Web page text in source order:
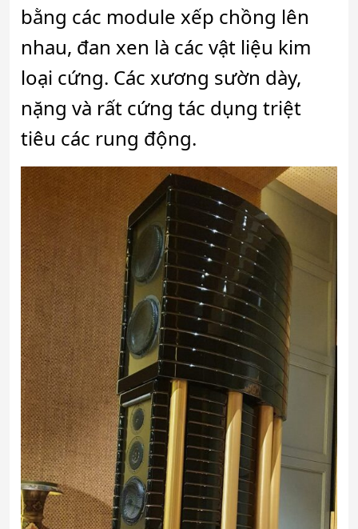
bằng các module xếp chồng lên
nhau, đan xen là các vật liệu kim
loại cứng. Các xương sườn dày,
nặng và rất cứng tác dụng triệt
tiêu các rung động.